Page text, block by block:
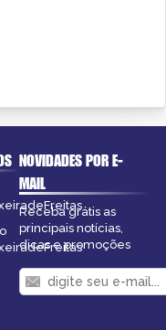
NOVIDADES POR E-
MAIL
Receba grátis as
principais notícias,
dicas e promoções